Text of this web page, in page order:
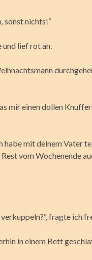
sonst nichts!“
und lief rot an.
mir einen dollen
habe mit deinem Vater
vom Wochenende
fragte ich
in einem Bett